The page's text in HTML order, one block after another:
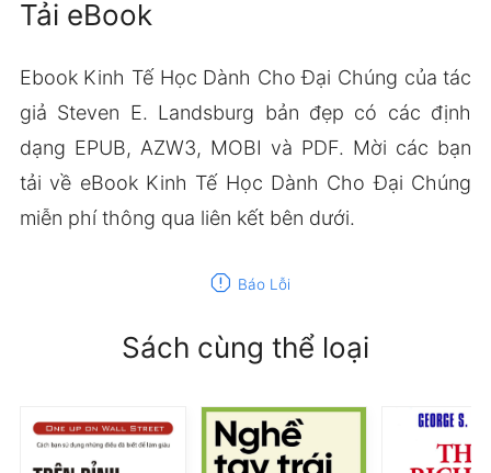
Tải eBook
Ebook Kinh Tế Học Dành Cho Đại Chúng của tác
giả Steven E. Landsburg bản đẹp có các định
dạng EPUB, AZW3, MOBI và PDF. Mời các bạn
tải về eBook Kinh Tế Học Dành Cho Đại Chúng
miễn phí thông qua liên kết bên dưới.
report Báo Lỗi
Sách cùng thể loại